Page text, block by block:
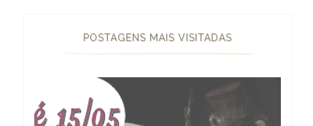
POSTAGENS MAIS VISITADAS